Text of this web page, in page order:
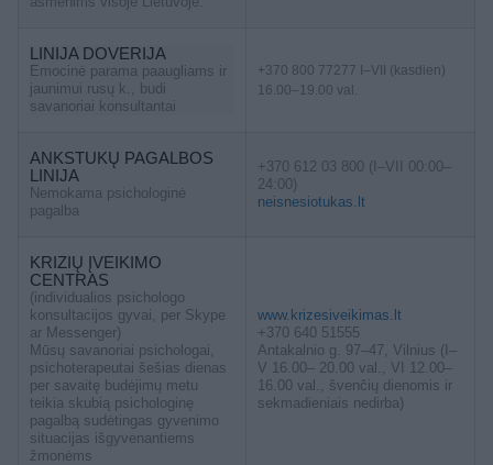
LINIJA DOVERIJA
Emocinė parama paaugliams ir
jaunimui rusų k., budi
savanoriai konsultantai
+370 800 77277 I–VII (kasdien)
16.00–19.00 val.
ANKSTUKŲ PAGALBOS
LINIJA
Nemokama psichologinė
pagalba
+370 612 03 800 (I–VII 00:00–
24:00)
neisnesiotukas.lt
KRIZIŲ ĮVEIKIMO
CENTRAS
(individualios psichologo
konsultacijos gyvai, per Skype
ar Messenger)
Mūsų savanoriai psichologai,
psichoterapeutai šešias dienas
per savaitę budėjimų metu
teikia skubią psichologinę
pagalbą sudėtingas gyvenimo
situacijas išgyvenantiems
žmonėms
www.krizesiveikimas.lt
+370 640 51555
Antakalnio g. 97–47, Vilnius (I–
V 16.00– 20.00 val., VI 12.00–
16.00 val., švenčių dienomis ir
sekmadieniais nedirba)